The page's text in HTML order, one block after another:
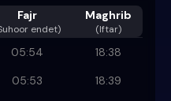
Fajr
endet)
Maghrib
(Iftar)
05:54
18:38
05:53
18:39